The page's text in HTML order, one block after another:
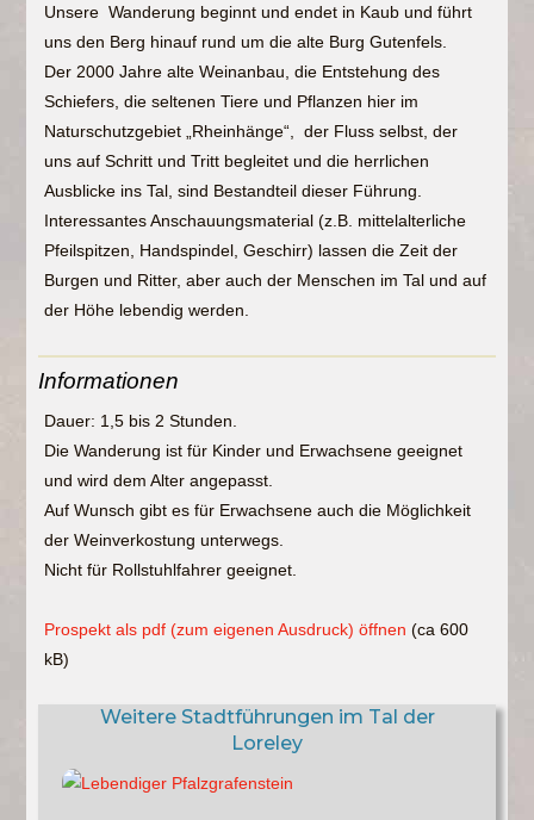
Unsere Wanderung beginnt und endet in Kaub und führt
uns den Berg hinauf rund um die alte Burg Gutenfels.
Der 2000 Jahre alte Weinanbau, die Entstehung des
Schiefers, die seltenen Tiere und Pflanzen hier im
Naturschutzgebiet „Rheinhänge“, der Fluss selbst, der
uns auf Schritt und Tritt begleitet und die herrlichen
Ausblicke ins Tal, sind Bestandteil dieser Führung.
Interessantes Anschauungsmaterial (z.B. mittelalterliche
Pfeilspitzen, Handspindel, Geschirr) lassen die Zeit der
Burgen und Ritter, aber auch der Menschen im Tal und auf
der Höhe lebendig werden.
Informationen
Dauer: 1,5 bis 2 Stunden.
Die Wanderung ist für Kinder und Erwachsene geeignet
und wird dem Alter angepasst.
Auf Wunsch gibt es für Erwachsene auch die Möglichkeit
der Weinverkostung unterwegs.
Nicht für Rollstuhlfahrer geeignet.
Prospekt als pdf (zum eigenen Ausdruck) öffnen (ca 600
kB)
Weitere Stadtführungen im Tal der
Loreley